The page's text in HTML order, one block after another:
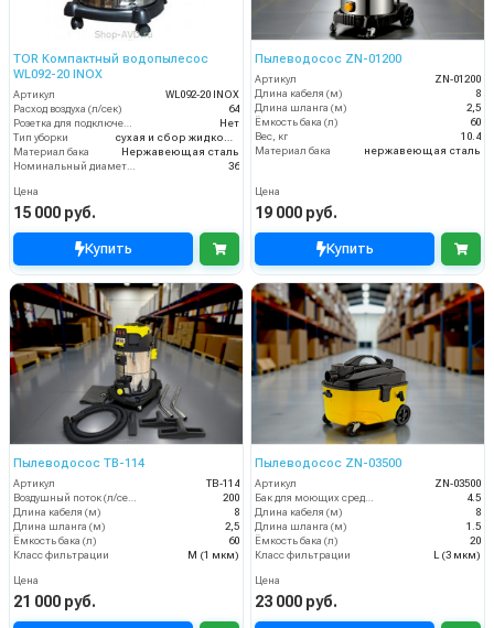
TOR Компактный водопылесос
WL092-20 INOX
Артикул
WL092-20 INOX
Расход воздуха (л/сек)
64
Нет
Тип уборки
Материал бака
Нержавеющая сталь
36
Цена
15 000 руб.
Купить
Пылеводосос ZN-01200
Артикул
ZN-01200
Длина кабеля (м)
8
Длина шланга (м)
2,5
Ёмкость бака (л)
60
Вес, кг
10.4
Материал бака
нержавеющая сталь
Цена
19 000 руб.
Купить
Пылеводосос TB-114
Артикул
TB-114
Воздушный поток (л/сек)
200
Длина кабеля (м)
8
Длина шланга (м)
2,5
Ёмкость бака (л)
60
Класс фильтрации
M (1 мкм)
Цена
21 000 руб.
Пылеводосос ZN-03500
Артикул
ZN-03500
Бак для моющих средств
4.5
Длина кабеля (м)
8
Длина шланга (м)
1.5
Ёмкость бака (л)
20
Класс фильтрации
L (3 мкм)
Цена
23 000 руб.